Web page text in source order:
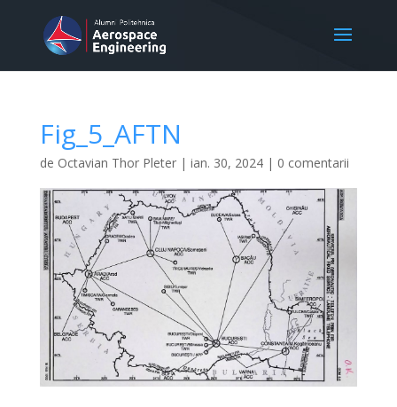
Fig_5_AFTN
de Octavian Thor Pleter| ian. 30, 2024| 0 comentarii